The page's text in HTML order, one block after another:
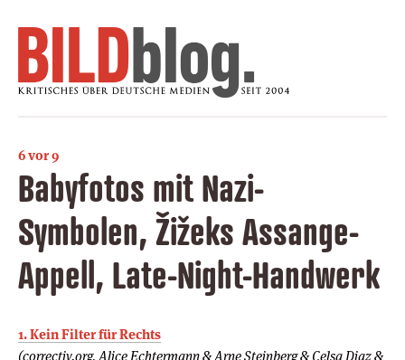
6 vor 9
Babyfotos mit Nazi-
Symbolen, Žižeks Assange-
Appell, Late-Night-Handwerk
1. Kein Filter für Rechts
(correctiv.org, Alice Echtermann & Arne Steinberg & Celsa Diaz &